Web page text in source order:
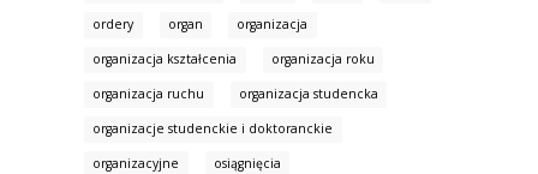
ordery organ organizacja
organizacja kształcenia organizacja roku
organizacja ruchu organizacja studencka
organizacje studenckie i doktoranckie
organizacyjne osiągnięcia